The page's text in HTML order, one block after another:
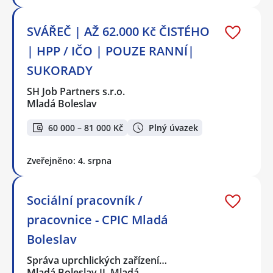
SVÁŘEČ | AŽ 62.000 Kč ČISTÉHO
| HPP / IČO | POUZE RANNÍ|
SUKORADY
SH Job Partners s.r.o.
Mladá Boleslav
60 000 – 81 000 Kč Plný úvazek
Zveřejněno: 4. srpna
Sociální pracovník /
pracovnice - CPIC Mladá
Boleslav
Správa uprchlických zařízení…